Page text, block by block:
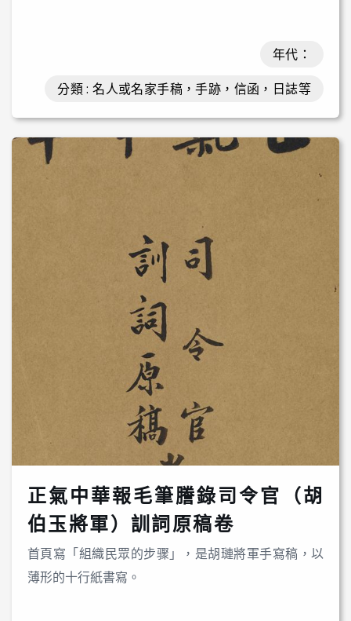
年代：
分類 : 名人或名家手稿，手跡，信函，日誌等
正氣中華報毛筆謄錄司令官（胡
伯玉將軍）訓詞原稿卷
首頁寫「組織民眾的步骤」，是胡璉將軍手寫稿，以
薄形的十行紙書寫。